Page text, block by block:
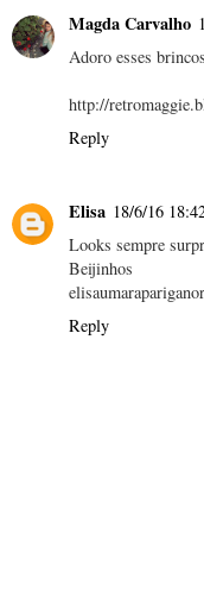
Magda Carvalho
Adoro esses
http://
Reply
Elisa 18/6/16
Looks sempre
Beijinhos
Reply